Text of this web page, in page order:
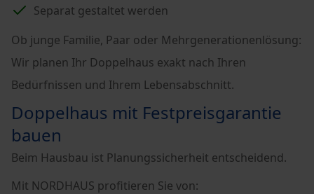
Separat gestaltet werden
Ob junge Familie, Paar oder Mehrgenerationenlösung:
Wir planen Ihr Doppelhaus exakt nach Ihren
Bedürfnissen und Ihrem Lebensabschnitt.
Doppelhaus mit Festpreisgarantie
bauen
Beim Hausbau ist Planungssicherheit entscheidend.
Mit NORDHAUS profitieren Sie von: